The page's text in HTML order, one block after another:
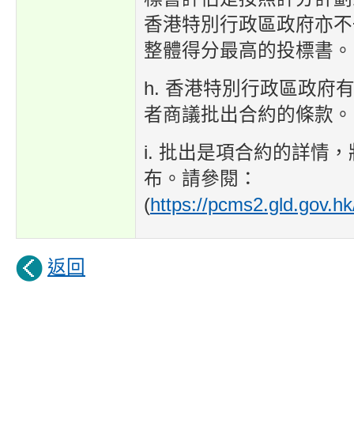
香港特別行政區政府亦
整體得分最高的投標書。
h. 香港特別行政區政府
者商議批出合約的條款。
i. 批出是項合約的詳情
布。請參閱：
(https://
返回